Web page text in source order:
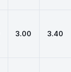
3.00 3.40